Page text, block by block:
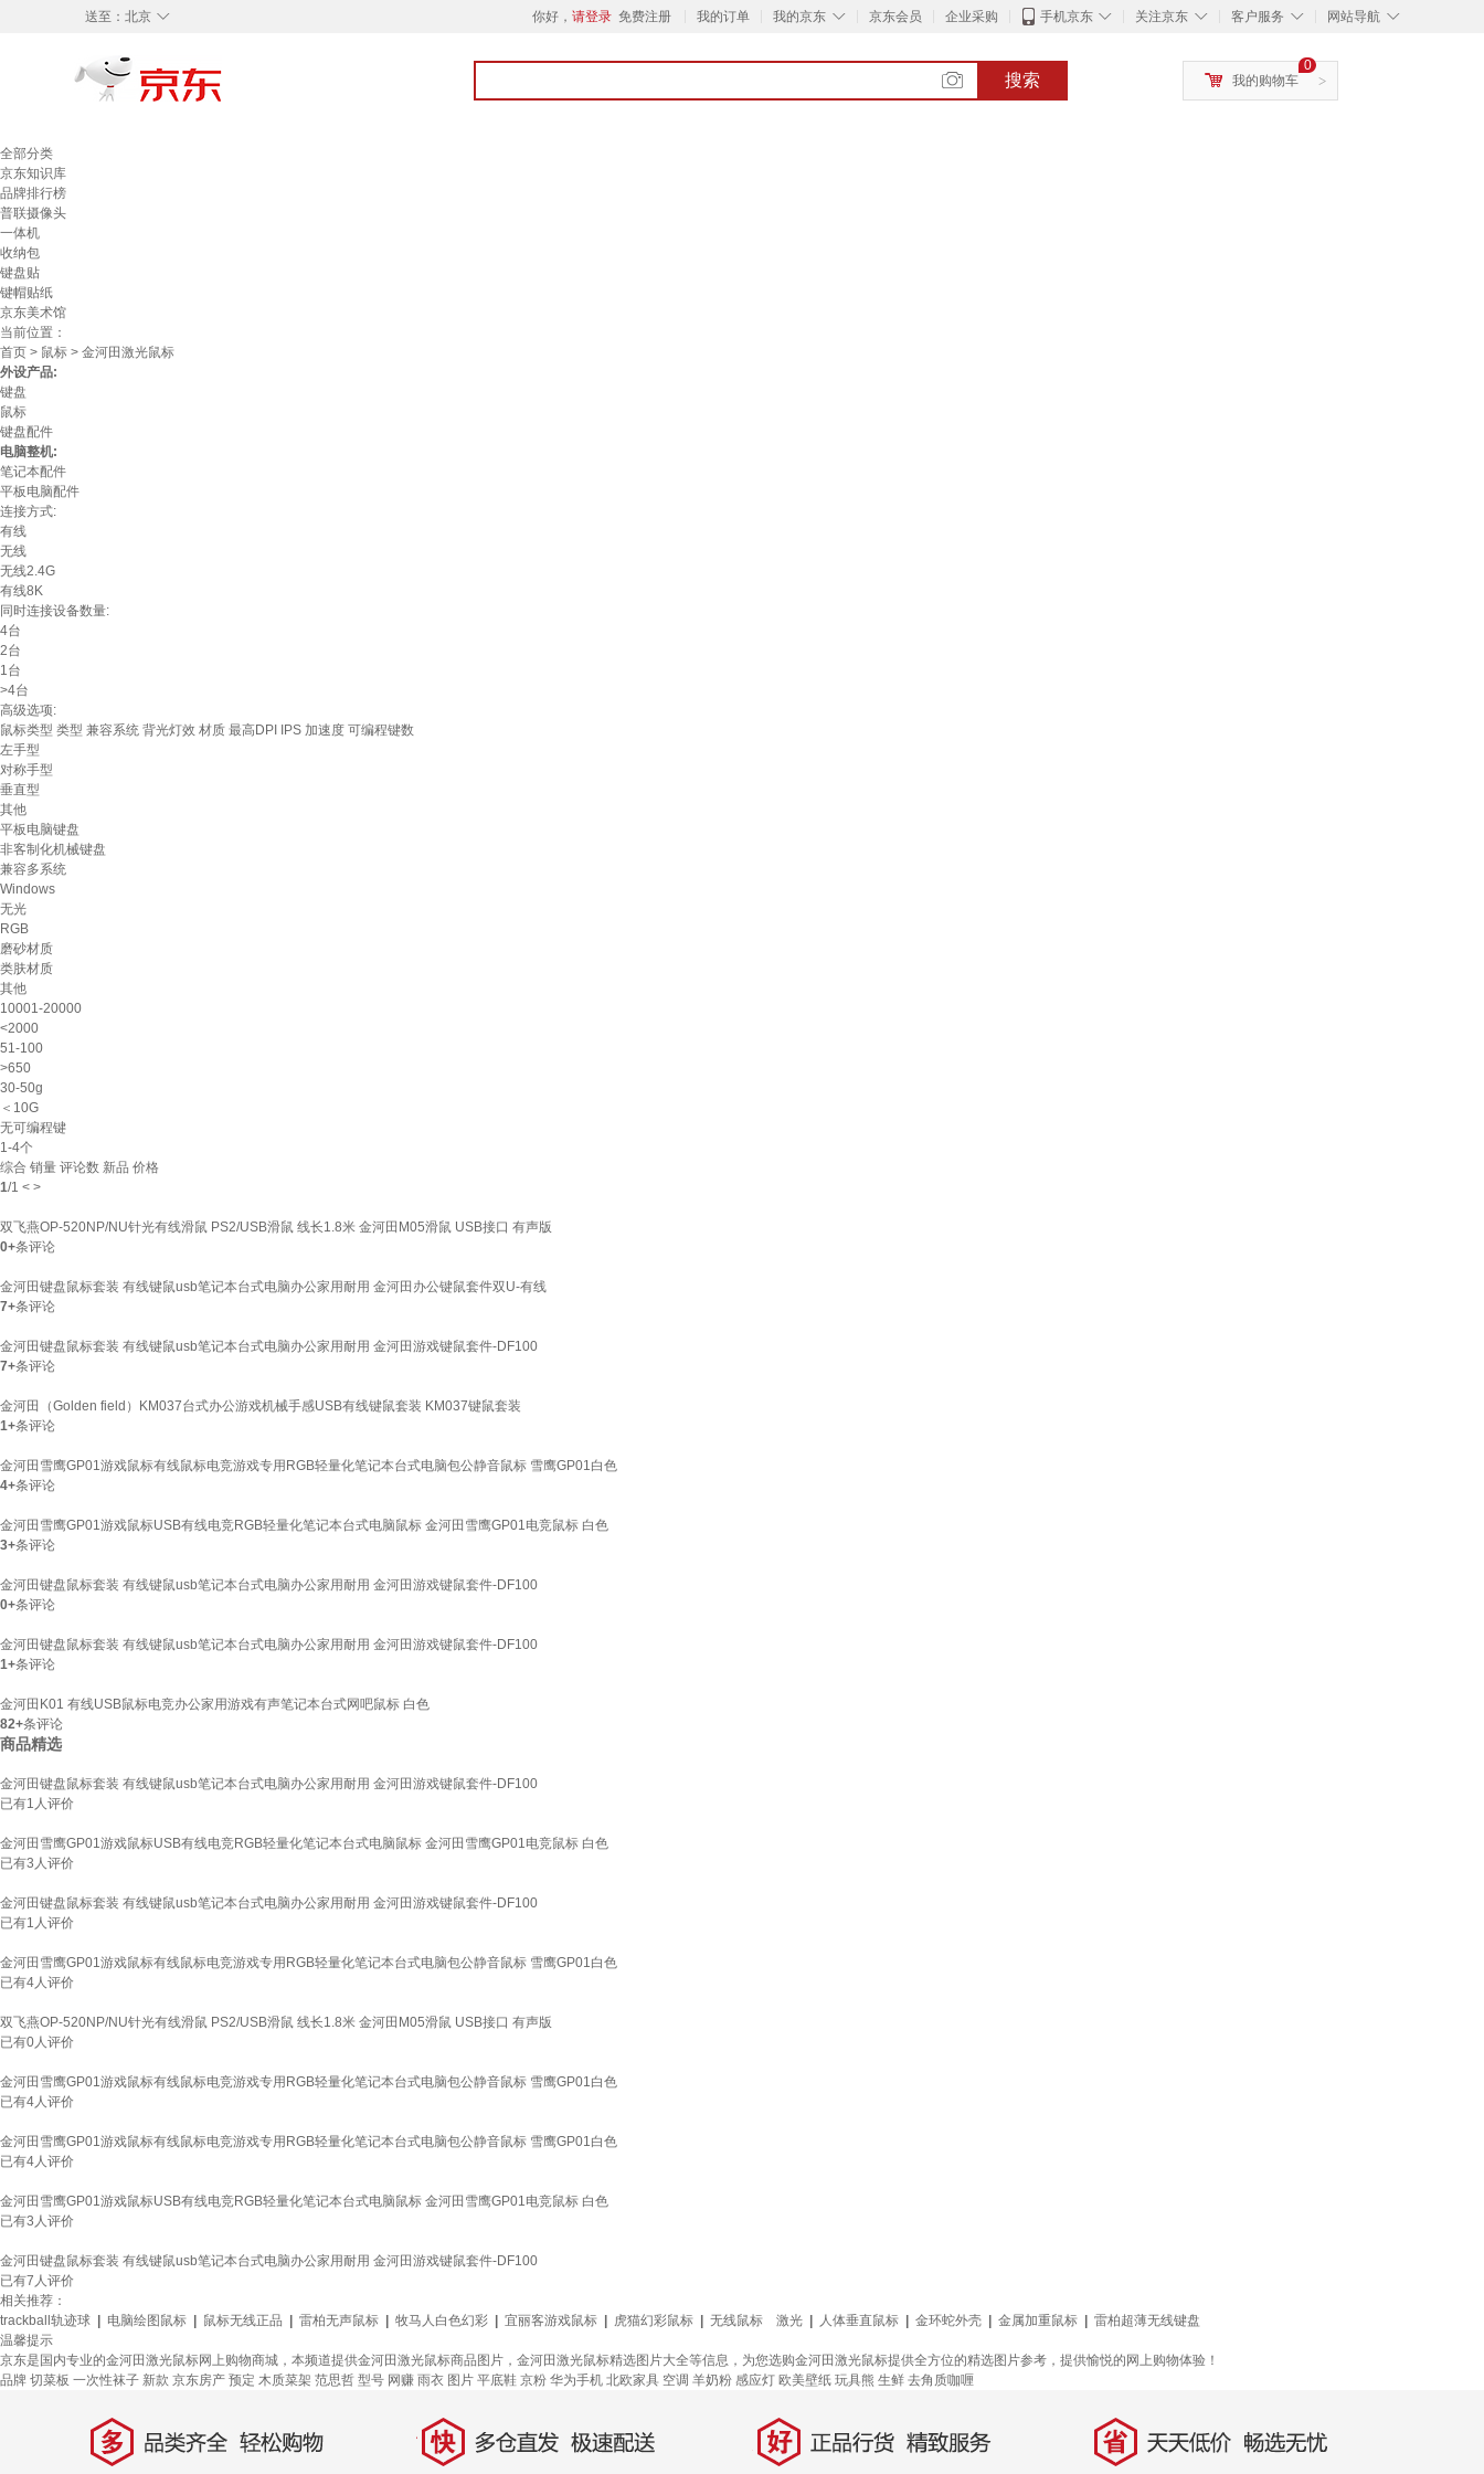
◇
送至： 北京 你好， 请登录 免费注册 我的订单 ◇
我的京东 京东会员 企业采购 ◇
手机京东 ◇
关注京东 ◇
客户服务 ◇
网站导航
搜索 >
0
我的购物车
全部分类
京东知识库
品牌排行榜
普联摄像头
一体机
收纳包
键盘贴
键帽贴纸
京东美术馆
当前位置：
首页 > 鼠标 > 金河田激光鼠标
外设产品:
键盘
鼠标
键盘配件
电脑整机:
笔记本配件
平板电脑配件
连接方式:
有线
无线
无线2.4G
有线8K
同时连接设备数量:
4台
2台
1台
>4台
高级选项:
鼠标类型 类型 兼容系统 背光灯效 材质 最高DPI IPS 加速度 可编程键数
左手型
对称手型
垂直型
其他
平板电脑键盘
非客制化机械键盘
兼容多系统
Windows
无光
RGB
磨砂材质
类肤材质
其他
10001-20000
<2000
51-100
>650
30-50g
＜10G
无可编程键
1-4个
综合 销量 评论数 新品 价格
1/1 < >
双飞燕OP-520NP/NU针光有线滑鼠 PS2/USB滑鼠 线长1.8米 金河田M05滑鼠 USB接口 有声版
0+条评论
金河田键盘鼠标套装 有线键鼠usb笔记本台式电脑办公家用耐用 金河田办公键鼠套件双U-有线
7+条评论
金河田键盘鼠标套装 有线键鼠usb笔记本台式电脑办公家用耐用 金河田游戏键鼠套件-DF100
7+条评论
金河田（Golden field）KM037台式办公游戏机械手感USB有线键鼠套装 KM037键鼠套装
1+条评论
金河田雪鹰GP01游戏鼠标有线鼠标电竞游戏专用RGB轻量化笔记本台式电脑包公静音鼠标 雪鹰GP01白色
4+条评论
金河田雪鹰GP01游戏鼠标USB有线电竞RGB轻量化笔记本台式电脑鼠标 金河田雪鹰GP01电竞鼠标 白色
3+条评论
金河田键盘鼠标套装 有线键鼠usb笔记本台式电脑办公家用耐用 金河田游戏键鼠套件-DF100
0+条评论
金河田键盘鼠标套装 有线键鼠usb笔记本台式电脑办公家用耐用 金河田游戏键鼠套件-DF100
1+条评论
金河田K01 有线USB鼠标电竞办公家用游戏有声笔记本台式网吧鼠标 白色
82+条评论
商品精选
金河田键盘鼠标套装 有线键鼠usb笔记本台式电脑办公家用耐用 金河田游戏键鼠套件-DF100
已有1 人评价
金河田雪鹰GP01游戏鼠标USB有线电竞RGB轻量化笔记本台式电脑鼠标 金河田雪鹰GP01电竞鼠标 白色
已有3 人评价
金河田键盘鼠标套装 有线键鼠usb笔记本台式电脑办公家用耐用 金河田游戏键鼠套件-DF100
已有1 人评价
金河田雪鹰GP01游戏鼠标有线鼠标电竞游戏专用RGB轻量化笔记本台式电脑包公静音鼠标 雪鹰GP01白色
已有4人评价
双飞燕OP-520NP/NU针光有线滑鼠 PS2/USB滑鼠 线长1.8米 金河田M05滑鼠 USB接口 有声版
已有0人评价
金河田雪鹰GP01游戏鼠标有线鼠标电竞游戏专用RGB轻量化笔记本台式电脑包公静音鼠标 雪鹰GP01白色
已有4人评价
金河田雪鹰GP01游戏鼠标有线鼠标电竞游戏专用RGB轻量化笔记本台式电脑包公静音鼠标 雪鹰GP01白色
已有4人评价
金河田雪鹰GP01游戏鼠标USB有线电竞RGB轻量化笔记本台式电脑鼠标 金河田雪鹰GP01电竞鼠标 白色
已有3 人评价
金河田键盘鼠标套装 有线键鼠usb笔记本台式电脑办公家用耐用 金河田游戏键鼠套件-DF100
已有7 人评价
相关推荐：
trackball轨迹球
电脑绘图鼠标 鼠标无线正品 雷柏无声鼠标 牧马人白色幻彩 宜丽客游戏鼠标 虎猫幻彩鼠标 无线鼠标 激光 人体垂直鼠标 金环蛇外壳 金属加重鼠标
雷柏超薄无线键盘
温馨提示
京东是国内专业的金河田激光鼠标网上购物商城，本频道提供金河田激光鼠标商品图片，金河田激光鼠标精选图片大全等信息，为您选购金河田激光鼠标提供全方位的精选图片参考，提供愉悦的网上购物体验！
品牌 切菜板 一次性袜子 新款 京东房产 预定 木质菜架 范思哲 型号 网赚 雨衣 图片 平底鞋 京粉 华为手机 北欧家具 空调 羊奶粉 感应灯 欧美壁纸 玩具熊 生鲜 去角质咖喱
多 品类齐全，轻松购物 快 多仓直发，极速配送 好 正品行货，精致服务 省 天天低价，畅选无忧